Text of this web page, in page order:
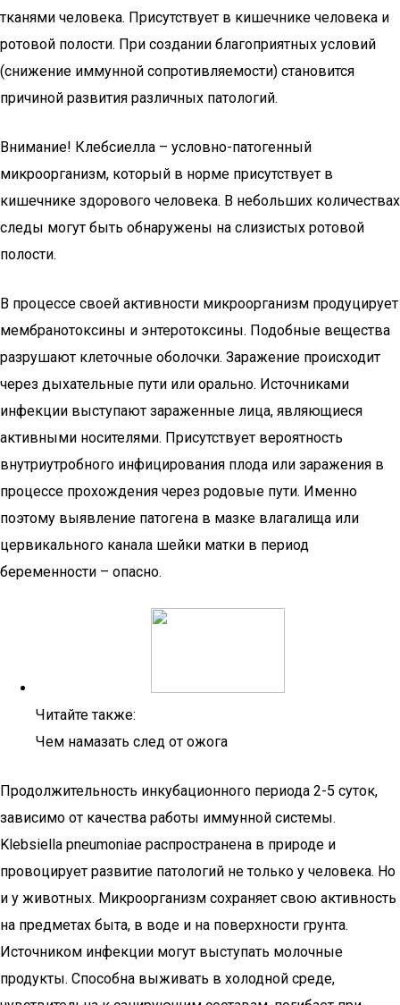
тканями человека. Присутствует в кишечнике человека и
ротовой полости. При создании благоприятных условий
(снижение иммунной сопротивляемости) становится
причиной развития различных патологий.
Внимание! Клебсиелла – условно-патогенный
микроорганизм, который в норме присутствует в
кишечнике здорового человека. В небольших количествах
следы могут быть обнаружены на слизистых ротовой
полости.
В процессе своей активности микроорганизм продуцирует
мембранотоксины и энтеротоксины. Подобные вещества
разрушают клеточные оболочки. Заражение происходит
через дыхательные пути или орально. Источниками
инфекции выступают зараженные лица, являющиеся
активными носителями. Присутствует вероятность
внутриутробного инфицирования плода или заражения в
процессе прохождения через родовые пути. Именно
поэтому выявление патогена в мазке влагалища или
цервикального канала шейки матки в период
беременности – опасно.
Читайте также:
Чем намазать след от ожога
Продолжительность инкубационного периода 2-5 суток,
зависимо от качества работы иммунной системы.
Klebsiella pneumoniae распространена в природе и
провоцирует развитие патологий не только у человека. Но
и у животных. Микроорганизм сохраняет свою активность
на предметах быта, в воде и на поверхности грунта.
Источником инфекции могут выступать молочные
продукты. Способна выживать в холодной среде,